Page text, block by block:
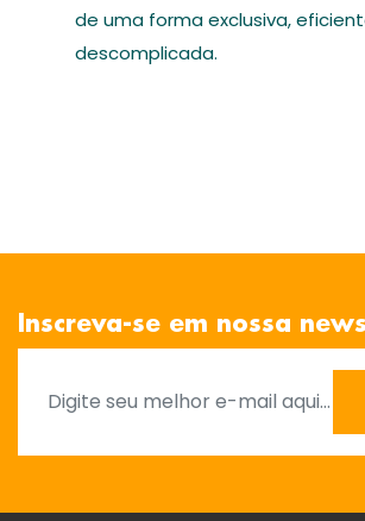
de uma forma exclusiva,
descomplicada.
Inscreva-se em nossa